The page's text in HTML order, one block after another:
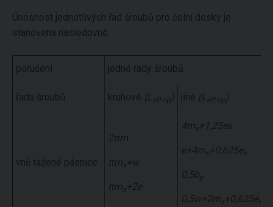
Únosnost jednotlivých řad šroubů pro čelní desky je
stanovena následovně:
porušení jedné řady šroubů
řada šroubů kruhové (L eff.cp ) jiné (L eff.op )
vně tažené pásnice
2πm
πm x +w
πm x +2e
4m x +1,25ex
e+4m x +0,625ex
0,5bp
0,5w+2m x +0,625ex